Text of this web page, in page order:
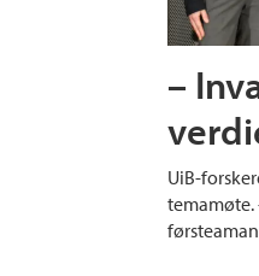
–
UiB-
temamøte.